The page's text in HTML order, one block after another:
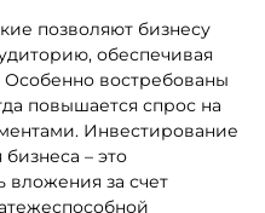
позволяют бизнесу
обеспечивая
Особенно востребованы
повышается спрос на
Инвестирование
– это
вложения за счет